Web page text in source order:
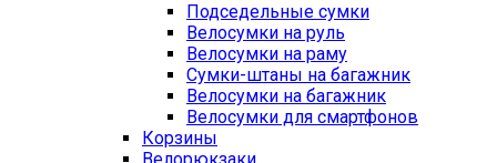
Подседельные сумки
Велосумки на руль
Велосумки на раму
Сумки-штаны на багажник
Велосумки на багажник
Велосумки для смартфонов
Корзины